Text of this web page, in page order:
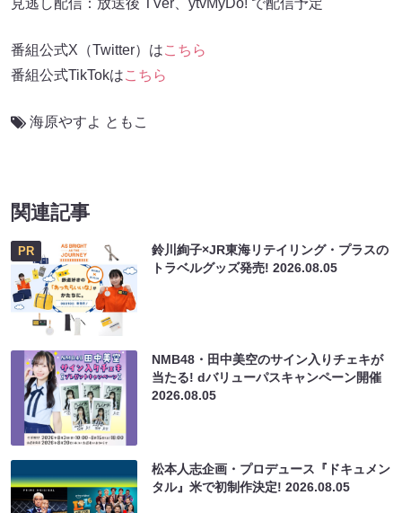
番組公式X（Twitter）はこちら
番組公式TikTokはこちら
海原やすよ ともこ
関連記事
PR
鈴川絢子×JR東海リテイリング・プラスの
トラベルグッズ発売!2026.08.05
NMB48・田中美空のサイン入りチェキが
当たる! dバリューパスキャンペーン開催
2026.08.05
松本人志企画・プロデュース『ドキュメン
タル』米で初制作決定!2026.08.05